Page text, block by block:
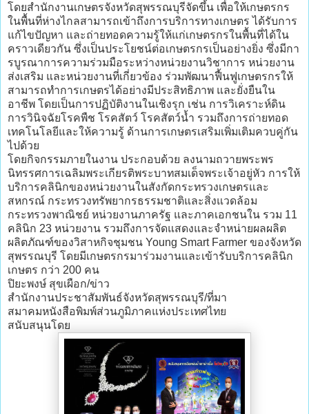
โดยสำนักงานเกษตรจังหวัดสุพรรณบุรีจัดขึ้น เพื่อให้เกษตรกร
ในพื้นที่ห่างไกลสามารถเข้าถึงการบริการทางเกษตร ได้รับการ
แก้ไขปัญหา และถ่ายทอดความรู้ให้แก่เกษตรกรในพื้นที่ได้ใน
คราวเดียวกัน ซึ่งเป็นประโยชน์ต่อเกษตรกรเป็นอย่างยิ่ง ซึ่งมีกา
รบูรณาการความร่วมมือระหว่างหน่วยงานวิชาการ หน่วยงาน
ส่งเสริม และหน่วยงานที่เกี่ยวข้อง ร่วมพัฒนาฟื้นฟูเกษตรกรให้
สามารถทำการเกษตรได้อย่างมีประสิทธิภาพ และยั่งยืนใน
อาชีพ โดยเป็นการปฏิบัติงานในเชิงรุก เช่น การวิเคราะห์ดิน
การวินิจฉัยโรคพืช โรคสัตว์ โรคสัตว์น้ำ รวมถึงการถ่ายทอด
เทคโนโลยีและให้ความรู้ ด้านการเกษตรเสริมเพิ่มเติมควบคู่กัน
ไปด้วย
โดยกิจกรรมภายในงาน ประกอบด้วย ลงนามถวายพระพร
นิทรรศการเฉลิมพระเกียรติพระบาทสมเด็จพระเจ้าอยู่หัว การให้
บริการคลินิกของหน่วยงานในสังกัดกระทรวงเกษตรและ
สหกรณ์ กระทรวงทรัพยากรธรรมชาติและสิ่งแวดล้อม
กระทรวงพาณิชย์ หน่วยงานภาครัฐ และภาคเอกชนใน รวม 11
คลินิก 23 หน่วยงาน รวมถึงการจัดแสดงและจำหน่ายผลผลิต
ผลิตภัณฑ์ของวิสาหกิจชุมชน Young Smart Farmer ของจังหวัด
สุพรรณบุรี โดยมีเกษตรกรมาร่วมงานและเข้ารับบริการคลินิก
เกษตร กว่า 200 คน
ปิยะพงษ์ สุขเผือก/ข่าว
สำนักงานประชาสัมพันธ์จังหวัดสุพรรณบุรี/ที่มา
สมาคมหนังสือพิมพ์ส่วนภูมิภาคแห่งประเทศไทย
สนับสนุนโดย